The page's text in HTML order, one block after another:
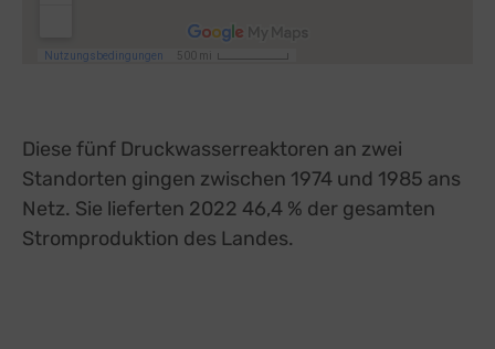
Diese fünf Druckwasserreaktoren an zwei
Standorten gingen zwischen 1974 und 1985 ans
Netz. Sie lieferten 2022 46,4 % der gesamten
Stromproduktion des Landes.